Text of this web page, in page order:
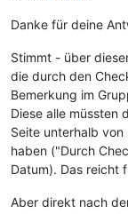
Danke für deine
Stimmt - über
die durch den
Bemerkung im
Diese alle müssten
Seite unterhalb von
haben ("Durch
Datum). Das reicht
Aber direkt nach